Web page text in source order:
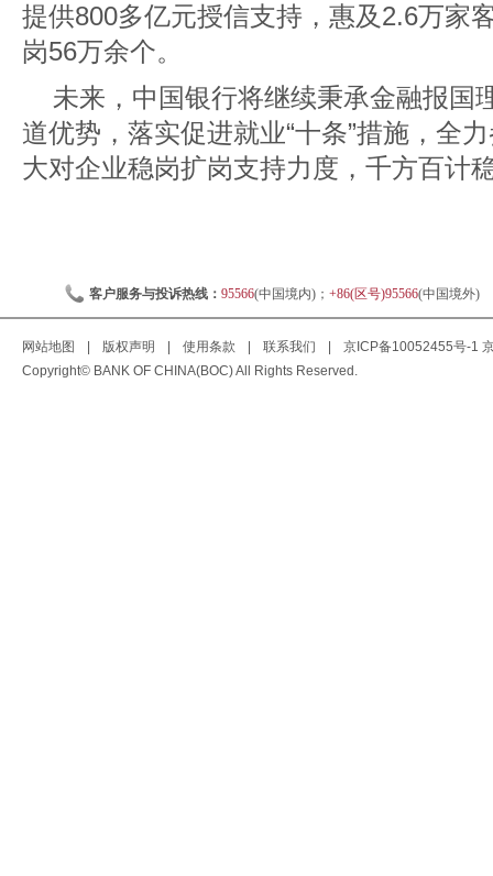
提供800多亿元授信支持，惠及2.6万家
岗56万余个。
未来，中国银行将继续秉承金融报国
道优势，落实促进就业“十条”措施，全
大对企业稳岗扩岗支持力度，千方百计
客户服务与投诉热线： 95566(中国境内)； +86(区号)95566(中国境外)
网站地图 版权声明 使用条款 联系我们 京ICP备10052455号-1
Copyright© BANK OF CHINA(BOC) All Rights Reserved.